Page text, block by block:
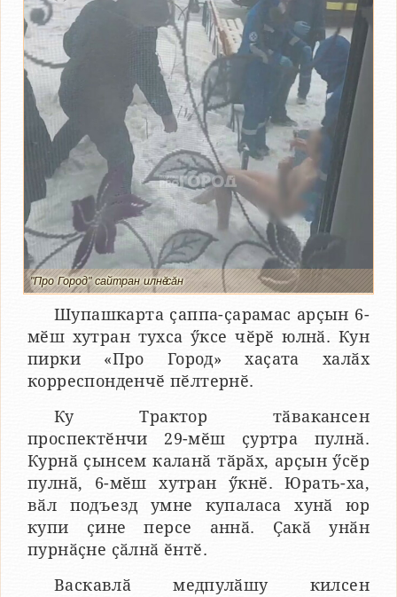
"Про Город" сайтран илнӗ сӑн
Шупашкарта ҫаппа-ҫарамас арҫын 6-
мӗш хутран тухса ӳксе чӗрӗ юлнӑ. Кун
пирки «Про Город» хаҫата халӑх
корреспонденчӗ пӗлтернӗ.
Ку Трактор тӑвакансен
проспектӗнчи 29-мӗш ҫуртра пулнӑ.
Курнӑ ҫынсем каланӑ тӑрӑх, арҫын ӳсӗр
пулнӑ, 6-мӗш хутран ӳкнӗ. Юрать-ха,
вӑл подъезд умне купаласа хунӑ юр
купи ҫине персе аннӑ. Ҫакӑ унӑн
пурнӑҫне ҫӑлнӑ ӗнтӗ.
Васкавлӑ медпулӑшу килсен